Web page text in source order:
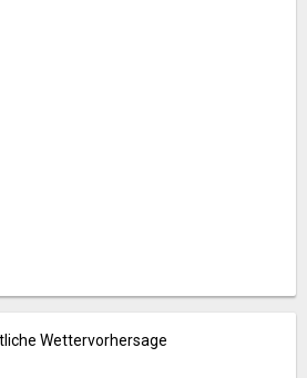
Wettervorhersage